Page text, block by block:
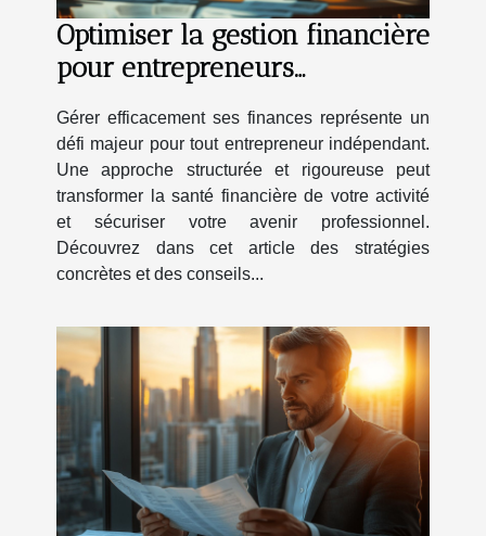
Optimiser la gestion financière
pour entrepreneurs
Gérer efficacement ses finances représente un
défi majeur pour tout entrepreneur indépendant.
Une approche structurée et rigoureuse peut
transformer la santé financière de votre activité
et sécuriser votre avenir professionnel.
Découvrez dans cet article des stratégies
concrètes et des conseils...